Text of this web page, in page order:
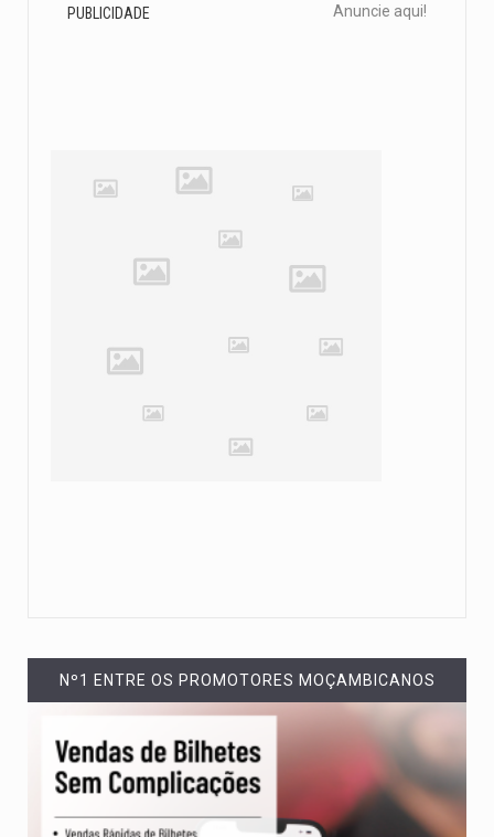
PUBLICIDADE Anuncie aqui!
Nº1 ENTRE OS PROMOTORES MOÇAMBICANOS